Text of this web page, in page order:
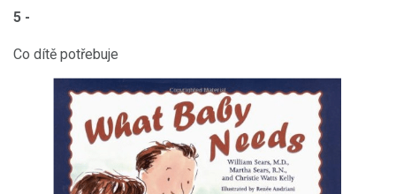
5 -
Co dítě potřebuje